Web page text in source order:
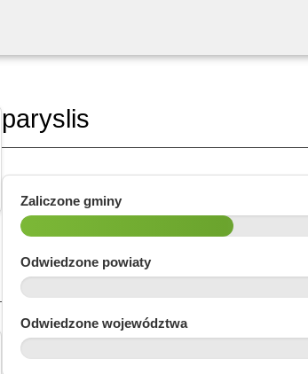
paryslis
Zaliczone gminy
Odwiedzone powiaty
Odwiedzone województwa